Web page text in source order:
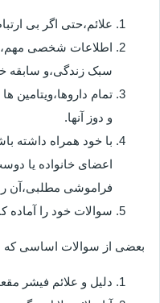
علائم،حتی اگر بی
اطلاعات شخصی
سبک زندگی،و سابقه
تمام
و دوز آنها.
با خود همراه داشته
اعضای خانواده یا
فراموشی مطلبی،آن را
سوالات خود را آماده
بعضی از سوالات اساسی که
دلیل و علائم فیشر